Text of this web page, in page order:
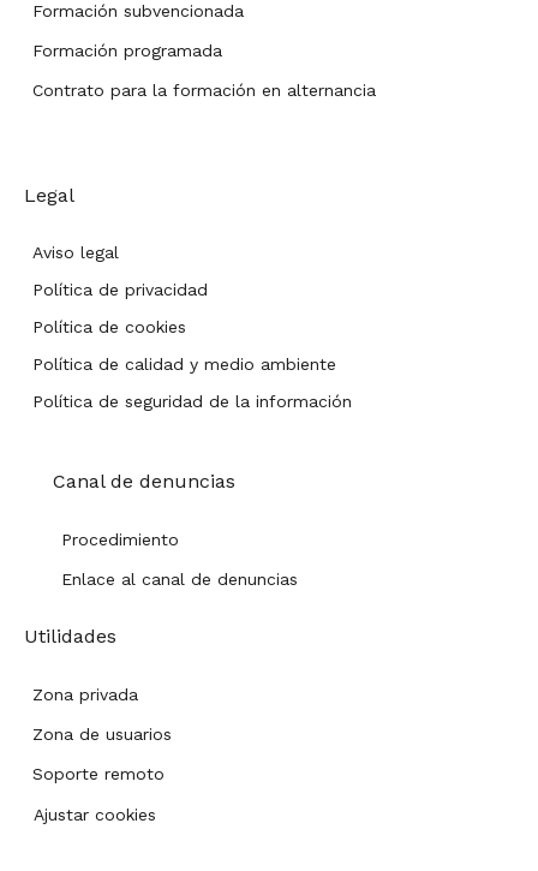
Formación subvencionada
Formación programada
Contrato para la formación en alternancia
Legal
Aviso legal
Política de privacidad
Política de cookies
Política de calidad y medio ambiente
Política de seguridad de la información
Canal de denuncias
Procedimiento
Enlace al canal de denuncias
Utilidades
Zona privada
Zona de usuarios
Soporte remoto
Ajustar cookies